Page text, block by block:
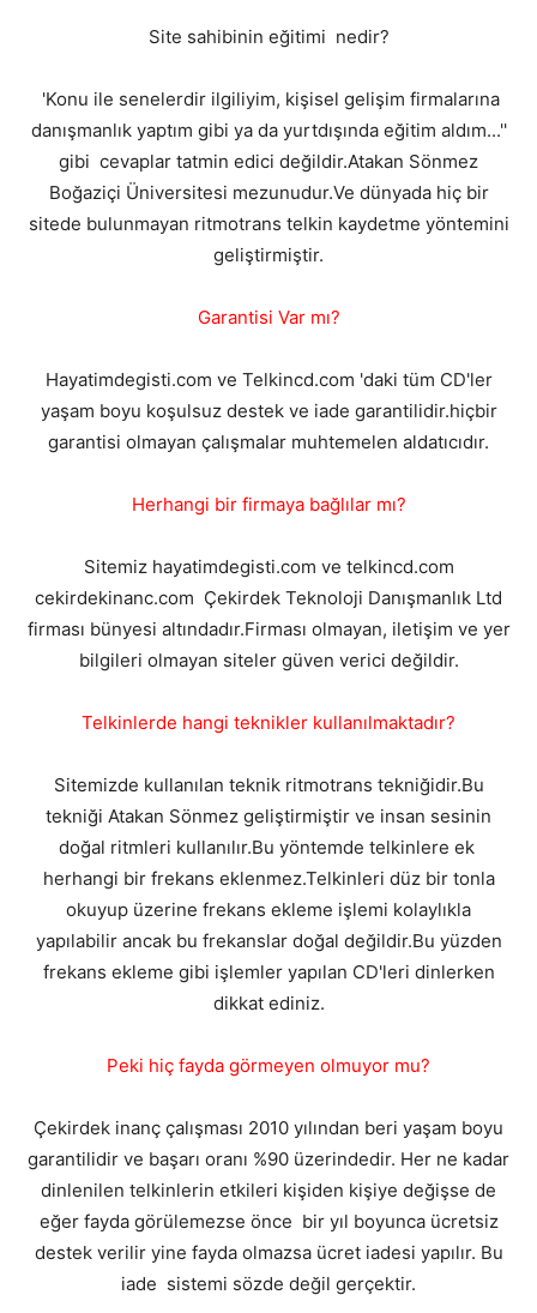
Site sahibinin eğitimi nedir?
'Konu ile senelerdir ilgiliyim, kişisel gelişim firmalarına
danışmanlık yaptım gibi ya da yurtdışında eğitim aldım...''
gibi cevaplar tatmin edici değildir.Atakan Sönmez
Boğaziçi Üniversitesi mezunudur.Ve dünyada hiç bir
sitede bulunmayan ritmotrans telkin kaydetme yöntemini
geliştirmiştir.
Garantisi Var mı?
Hayatimdegisti.com ve Telkincd.com 'daki tüm CD'ler
yaşam boyu koşulsuz destek ve iade garantilidir.hiçbir
garantisi olmayan çalışmalar muhtemelen aldatıcıdır.
Herhangi bir firmaya bağlılar mı?
Sitemiz hayatimdegisti.com ve telkincd.com
cekirdekinanc.com Çekirdek Teknoloji Danışmanlık Ltd
firması bünyesi altındadır.Firması olmayan, iletişim ve yer
bilgileri olmayan siteler güven verici değildir.
Telkinlerde hangi teknikler kullanılmaktadır?
Sitemizde kullanılan teknik ritmotrans tekniğidir.Bu
tekniği Atakan Sönmez geliştirmiştir ve insan sesinin
doğal ritmleri kullanılır.Bu yöntemde telkinlere ek
herhangi bir frekans eklenmez.Telkinleri düz bir tonla
okuyup üzerine frekans ekleme işlemi kolaylıkla
yapılabilir ancak bu frekanslar doğal değildir.Bu yüzden
frekans ekleme gibi işlemler yapılan CD'leri dinlerken
dikkat ediniz.
Peki hiç fayda görmeyen olmuyor mu?
Çekirdek inanç çalışması 2010 yılından beri yaşam boyu
garantilidir ve başarı oranı %90 üzerindedir. Her ne kadar
dinlenilen telkinlerin etkileri kişiden kişiye değişse de
eğer fayda görülemezse önce bir yıl boyunca ücretsiz
destek verilir yine fayda olmazsa ücret iadesi yapılır. Bu
iade sistemi sözde değil gerçektir.